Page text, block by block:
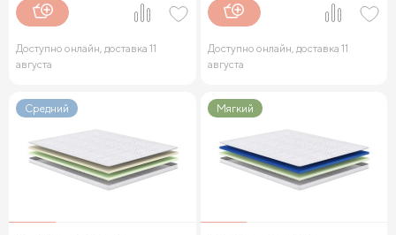
Доступно онлайн, доставка 11
августа
Доступно онлайн, доставка 11
августа
Средний Мягкий